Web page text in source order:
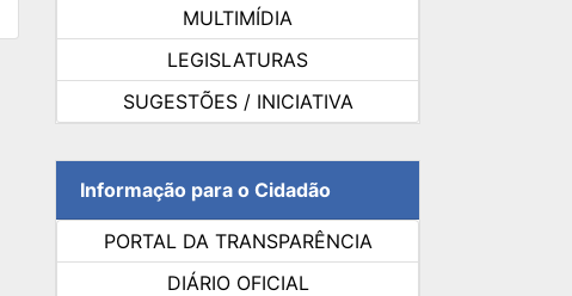
MULTIMÍDIA
LEGISLATURAS
SUGESTÕES / INICIATIVA
Informação para o Cidadão
PORTAL DA TRANSPARÊNCIA
DIÁRIO OFICIAL